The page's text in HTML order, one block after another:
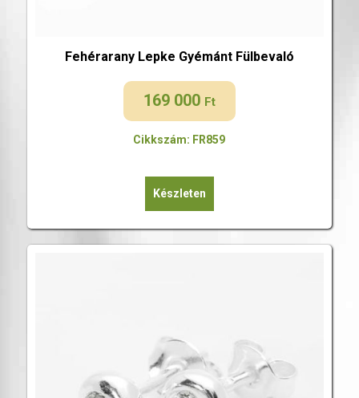
Fehérarany Lepke Gyémánt Fülbevaló
169 000 Ft
Cikkszám: FR859
Készleten